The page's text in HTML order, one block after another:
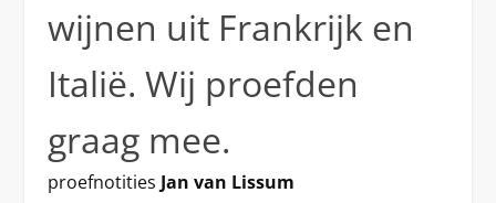
wijnen uit Frankrijk en
Italië. Wij proefden
graag mee.
proefnotities Jan van Lissum